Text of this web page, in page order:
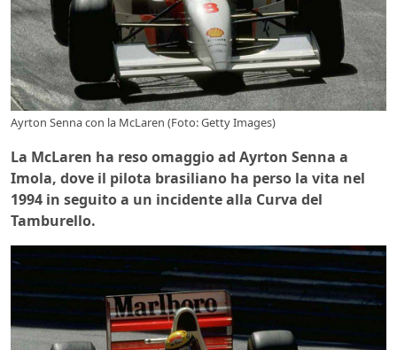
Ayrton Senna con la McLaren (Foto: Getty Images)
La McLaren ha reso omaggio ad Ayrton Senna a
Imola, dove il pilota brasiliano ha perso la vita nel
1994 in seguito a un incidente alla Curva del
Tamburello.